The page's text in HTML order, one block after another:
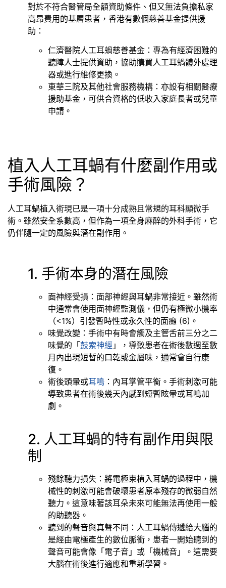
對於不符合醫管局全額資助條件、但又無法負擔私家
高昂費用的基層患者，香港有數個慈善基金提供援
助：
仁濟醫院人工耳蝸慈善基金：專為有經濟困難的
聽障人士提供資助，協助購買人工耳蝸體外處理
器或進行維修更換。
東華三院及其他社會服務機構：亦設有相關醫療
援助基金，可供合資格的低收入家庭長者或兒童
申請。
植入人工耳蝸有什麼副作用或
手術風險？
人工耳蝸植入術現已是一項十分成熟且常規的耳科顯微手
術。雖然安全系數高，但作為一項全身麻醉的外科手術，它
仍伴隨一定的風險與潛在副作用。
1. 手術本身的潛在風險
面神經受損：面部神經與耳蝸非常接近。雖然術
中通常會使用面神經監測儀，但仍有極微小機率
（<1%）引發暫時性或永久性的面癱 (6)。
味覺改變：手術中有時會觸及主管舌前三分之二
味覺的「鼓索神經 」，導致患者在術後數週至數
月內出現短暫的口乾或金屬味，通常會自行康
復。
術後頭暈或耳鳴 ：內耳掌管平衡。手術刺激可能
導致患者在術後幾天內感到短暫眩暈或耳鳴加
劇。
2. 人工耳蝸的特有副作用與限
制
殘餘聽力損失：將電極束植入耳蝸的過程中，機
械性的刺激可能會破壞患者原本殘存的微弱自然
聽力。這意味著該耳朵未來可能無法再使用一般
的助聽器。
聽到的聲音與真聲不同：人工耳蝸傳遞給大腦的
是經由電極產生的數位脈衝，患者一開始聽到的
聲音可能會像「電子音」或「機械音」。這需要
大腦在術後進行適應和重新學習。